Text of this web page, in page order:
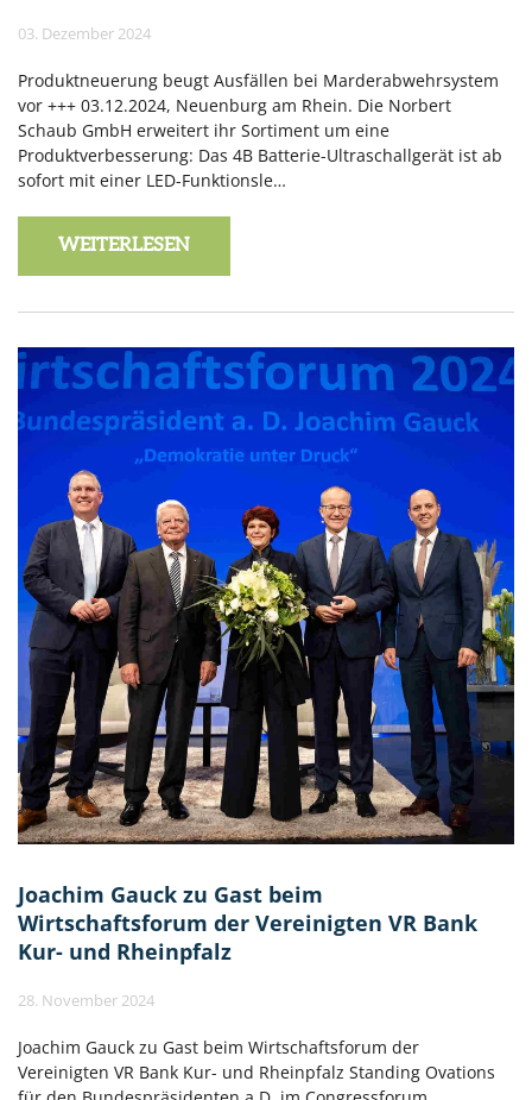
03. Dezember 2024
Produktneuerung beugt Ausfällen bei Marderabwehrsystem
vor +++ 03.12.2024, Neuenburg am Rhein. Die Norbert
Schaub GmbH erweitert ihr Sortiment um eine
Produktverbesserung: Das 4B Batterie-Ultraschallgerät ist ab
sofort mit einer LED-Funktionsle…
WEITERLESEN
Joachim Gauck zu Gast beim
Wirtschaftsforum der Vereinigten VR Bank
Kur- und Rheinpfalz
28. November 2024
Joachim Gauck zu Gast beim Wirtschaftsforum der
Vereinigten VR Bank Kur- und Rheinpfalz Standing Ovations